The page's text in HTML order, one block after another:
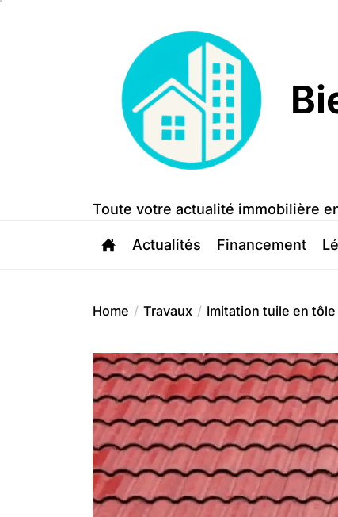
Bien
Trouvé
Toute votre actualité immobilière
Actualités Financement
Home Travaux Imitation tuile en